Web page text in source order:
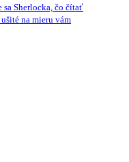
sa Sherlocka, čo čítať
na mieru vám